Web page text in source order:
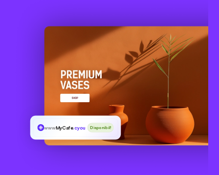
wwwMyCafe.cyou Disponibil!